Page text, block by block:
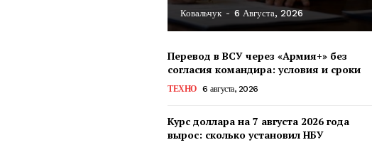
Ковальчук - 6 Августа, 2026
Перевод в ВСУ через «Армия+» без
согласия командира: условия и сроки
ТЕХНО 6 августа, 2026
Курс доллара на 7 августа 2026 года
вырос: сколько установил НБУ